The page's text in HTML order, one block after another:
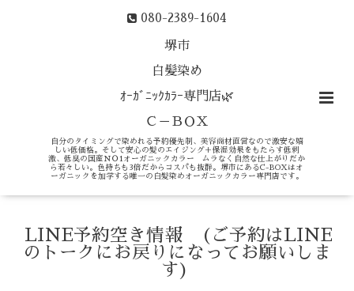
080-2389-1604
堺市
白髪染め
ｵｰｶﾞﾆｯｸｶﾗｰ専門店🌿
Ｃ－ＢＯＸ
自分のタイミングで染めれる予約優先制、美容商材直営なので激安な嬉
しい低価格。そして安心の髪のエイジング＋保湿効果をもたらす低刺
激、低臭の国産ＮＯ1オーガニックカラー ムラなく自然な仕上がりだか
ら若々しい。色持ちも3倍だからコスパも抜群。堺市にあるC-BOXはオ
ーガニックを加学する唯一の白髪染めオーガニックカラー専門店です。
LINE予約空き情報 (ご予約はLINE
のトークにお戻りになってお願いしま
す)